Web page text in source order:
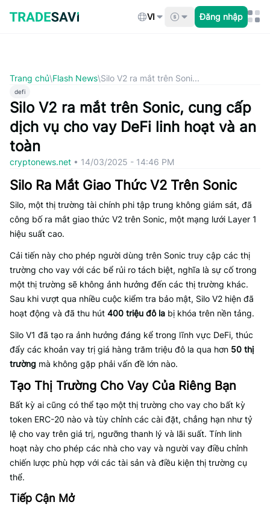
qua
nội
VI Đăng nhập
Trang chủ\Flash News\Silo V2 ra mắt trên Soni...
defi
Silo V2 ra mắt trên Sonic, cung cấp
dịch vụ cho vay DeFi linh hoạt và an
toàn
cryptonews.net • 14/03/2025 - 14:46 PM
Silo Ra Mắt Giao Thức V2 Trên Sonic
Silo, một thị trường tài chính phi tập trung không giám sát, đã
công bố ra mắt giao thức V2 trên Sonic, một mạng lưới Layer 1
hiệu suất cao.
Cải tiến này cho phép người dùng trên Sonic truy cập các thị
trường cho vay với các bể rủi ro tách biệt, nghĩa là sự cố trong
một thị trường sẽ không ảnh hưởng đến các thị trường khác.
Sau khi vượt qua nhiều cuộc kiểm tra bảo mật, Silo V2 hiện đã
hoạt động và đã thu hút 400 triệu đô la bị khóa trên nền tảng.
Silo V1 đã tạo ra ảnh hưởng đáng kể trong lĩnh vực DeFi, thúc
đẩy các khoản vay trị giá hàng trăm triệu đô la qua hơn 50 thị
trường mà không gặp phải vấn đề lớn nào.
Tạo Thị Trường Cho Vay Của Riêng Bạn
Bất kỳ ai cũng có thể tạo một thị trường cho vay cho bất kỳ
token ERC-20 nào và tùy chỉnh các cài đặt, chẳng hạn như tỷ
lệ cho vay trên giá trị, ngưỡng thanh lý và lãi suất. Tính linh
hoạt này cho phép các nhà cho vay và người vay điều chỉnh
chiến lược phù hợp với các tài sản và điều kiện thị trường cụ
thể.
Tiếp Cận Mở